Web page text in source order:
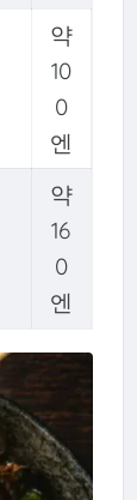
약
10
0
엔
약
16
0
엔